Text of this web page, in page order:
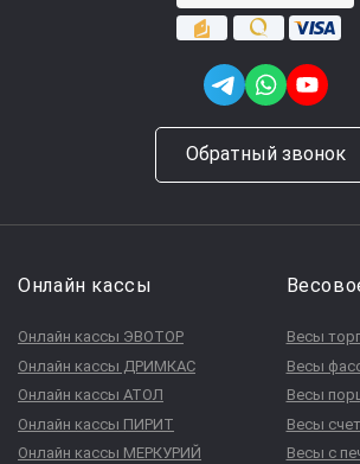
Обратный звонок
Онлайн кассы
Онлайн кассы ЭВОТОР
Онлайн кассы ДРИМКАС
Онлайн кассы АТОЛ
Онлайн кассы ПИРИТ
Онлайн кассы МЕРКУРИЙ
Весы
Весы
Весы
Весы
Весы с